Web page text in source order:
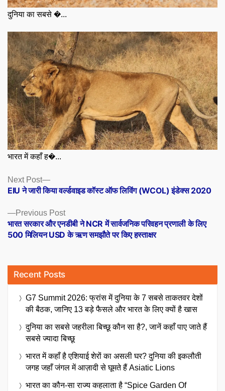
दुनिया का सबसे �...
भारत में कहाँ ह�...
Posts
navigation
Previous PostPrevious
post:
भारत सरकार और एनडीबी ने NCR में सार्वजनिक परिवहन प्रणाली के लिए
500 मिलियन USD के ऋण समझौते पर किए हस्ताक्षर
Next Post
Next
post:
EIU ने जारी किया वर्ल्डवाइड कॉस्ट ऑफ लिविंग (WCOL) इंडेक्स 2020
Recent Posts
G7 Summit 2026: फ्रांस में दुनिया के 7 सबसे ताकतवर देशों
की बैठक, जानिए 13 बड़े फैसले और भारत के लिए क्यों है खास
दुनिया का सबसे जहरीला बिच्छू कौन सा है?, जानें कहाँ पाए जाते हैं
सबसे ज्यादा बिच्छू
भारत में कहाँ है एशियाई शेरों का असली घर? दुनिया की इकलौती
जगह जहाँ जंगल में आज़ादी से घूमते हैं Asiatic Lions
भारत का कौन-सा राज्य कहलाता है “Spice Garden Of